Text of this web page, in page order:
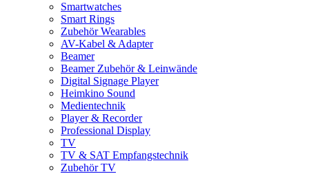
Smartwatches
Smart Rings
Zubehör Wearables
AV-Kabel & Adapter
Beamer
Beamer Zubehör & Leinwände
Digital Signage Player
Heimkino Sound
Medientechnik
Player & Recorder
Professional Display
TV
TV & SAT Empfangstechnik
Zubehör TV